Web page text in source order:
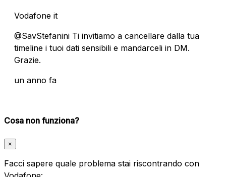
Vodafone it
@SavStefanini Ti invitiamo a cancellare dalla tua
timeline i tuoi dati sensibili e mandarceli in DM.
Grazie.
un anno fa
Cosa non funziona?
×
Facci sapere quale problema stai riscontrando con